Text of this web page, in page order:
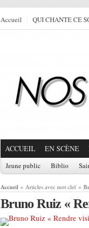
Accueil QUI CHANTE CE
ACCUEIL EN SCÈNE
Jeune public Biblio
Accueil » Articles avec mot clef »
Bruno Ruiz «